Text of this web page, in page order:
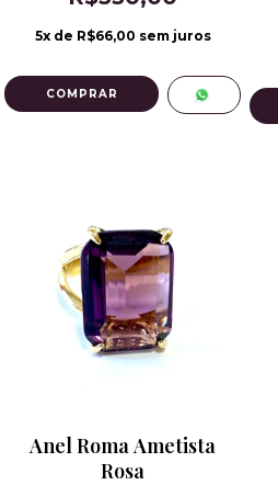
5x de R$66,00 sem juros
COMPRAR
Anel Roma Ametista
Rosa